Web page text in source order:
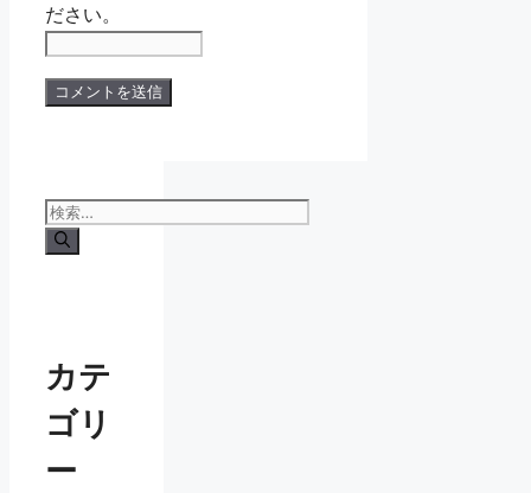
ださい。
検
索:
カテ
ゴリ
ー